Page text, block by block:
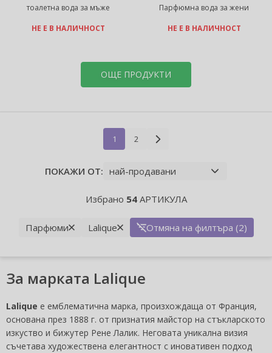
тоалетна вода за мъже
НЕ Е В НАЛИЧНОСТ
Парфюмна вода за жени
НЕ Е В НАЛИЧНОСТ
ОЩЕ ПРОДУКТИ
1 2
ПОКАЖИ ОТ:
Избрано 54АРТИКУЛА
Парфюми Lalique Отмяна на филтъра (2)
За марката Lalique
Lalique е емблематична марка, произхождаща от Франция,
основана през 1888 г. от признатия майстор на стъкларското
изкуство и бижутер Рене Лалик. Неговата уникална визия
съчетава художествена елегантност с иновативен подход